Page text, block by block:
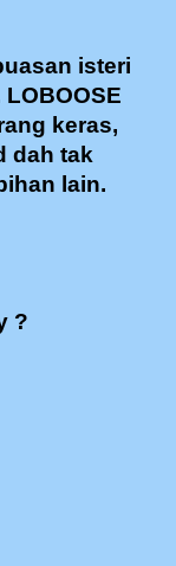
isteri
keras,
dah tak
lain.
?